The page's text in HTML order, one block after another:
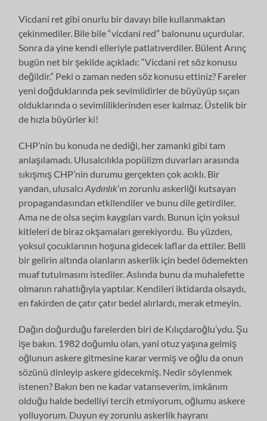
Vicdani ret gibi onurlu bir davayı bile kullanmaktan
çekinmediler. Bile bile “vicdani red” balonunu uçurdular.
Sonra da yine kendi elleriyle patlatıverdiler. Bülent Arınç
bugün net bir şekilde açıkladı: “Vicdani ret söz konusu
değildir.” Peki o zaman neden söz konusu ettiniz? Fareler
yeni doğduklarında pek sevimlidirler de büyüyüp sıçan
olduklarında o sevimliliklerinden eser kalmaz. Üstelik bir
de hızla büyürler ki!
CHP’nin bu konuda ne dediği, her zamanki gibi tam
anlaşılamadı. Ulusalcılıkla popülizm duvarları arasında
sıkışmış CHP’nin durumu gerçekten çok acıklı. Bir
yandan, ulusalcıAydınlık’ın zorunlu askerliği kutsayan
propagandasından etkilendiler ve bunu dile getirdiler.
Ama ne de olsa seçim kaygıları vardı. Bunun için yoksul
kitleleri de biraz okşamaları gerekiyordu. Bu yüzden,
yoksul çocuklarının hoşuna gidecek laflar da ettiler. Belli
bir gelirin altında olanların askerlik için bedel ödemekten
muaf tutulmasını istediler. Aslında bunu da muhalefette
olmanın rahatlığıyla yaptılar. Kendileri iktidarda olsaydı,
en fakirden de çatır çatır bedel alırlardı, merak etmeyin.
Dağın doğurduğu farelerden biri de Kılıçdaroğlu’ydu. Şu
işe bakın. 1982 doğumlu olan, yani otuz yaşına gelmiş
oğlunun askere gitmesine karar vermiş ve oğlu da onun
sözünü dinleyip askere gidecekmiş. Nedir söylenmek
istenen? Bakın ben ne kadar vatanseverim, imkânım
olduğu halde bedelliyi tercih etmiyorum, oğlumu askere
yolluyorum. Duyun ey zorunlu askerlik hayranı